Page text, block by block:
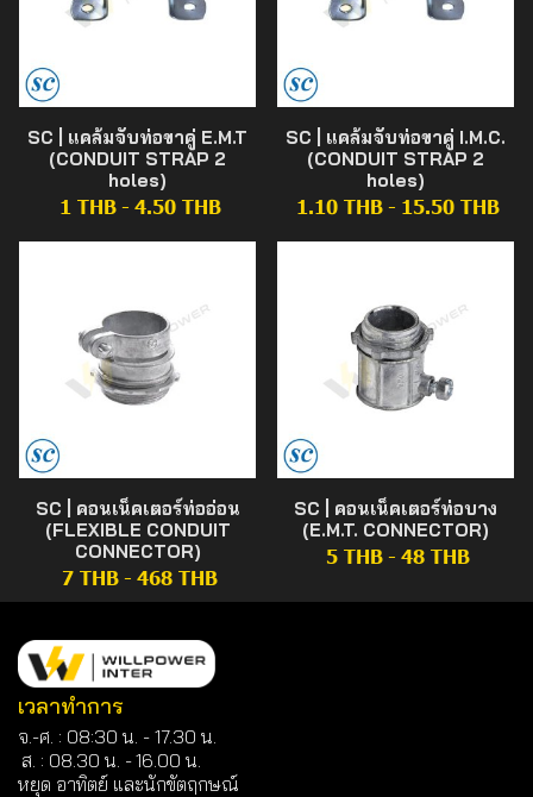
SC | แคล้มจับท่อขาคู่ E.M.T
(CONDUIT STRAP 2
holes)
1 THB - 4.50 THB
SC | แคล้มจับท่อขาคู่ I.M.C.
(CONDUIT STRAP 2
holes)
1.10 THB - 15.50 THB
SC | คอนเน็คเตอร์ท่ออ่อน
(FLEXIBLE CONDUIT
CONNECTOR)
7 THB - 468 THB
SC | คอนเน็คเตอร์ท่อบาง
(E.M.T. CONNECTOR)
5 THB - 48 THB
เวลาทำการ
จ.-ศ. : 08:30 น. - 17.30 น.
ส. : 08.30 น. -16.00 น.
หยุด อาทิตย์ และนักขัตฤกษณ์